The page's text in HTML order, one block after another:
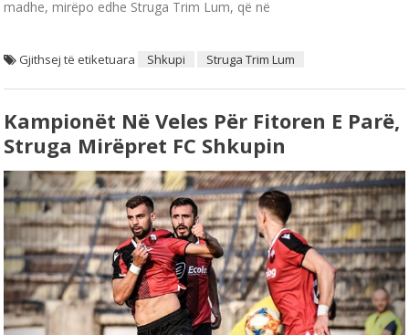
madhe, mirëpo edhe Struga Trim Lum, që në
Gjithsej të etiketuara Shkupi Struga Trim Lum
Kampionët Në Veles Për Fitoren E Parë,
Struga Mirëpret FC Shkupin